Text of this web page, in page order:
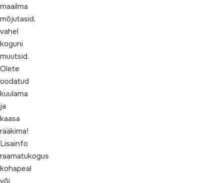
maailma
mõjutasid,
vahel
koguni
muutsid.
Olete
oodatud
kuulama
ja
kaasa
rääkima!
Lisainfo
raamatukogus
kohapeal
või